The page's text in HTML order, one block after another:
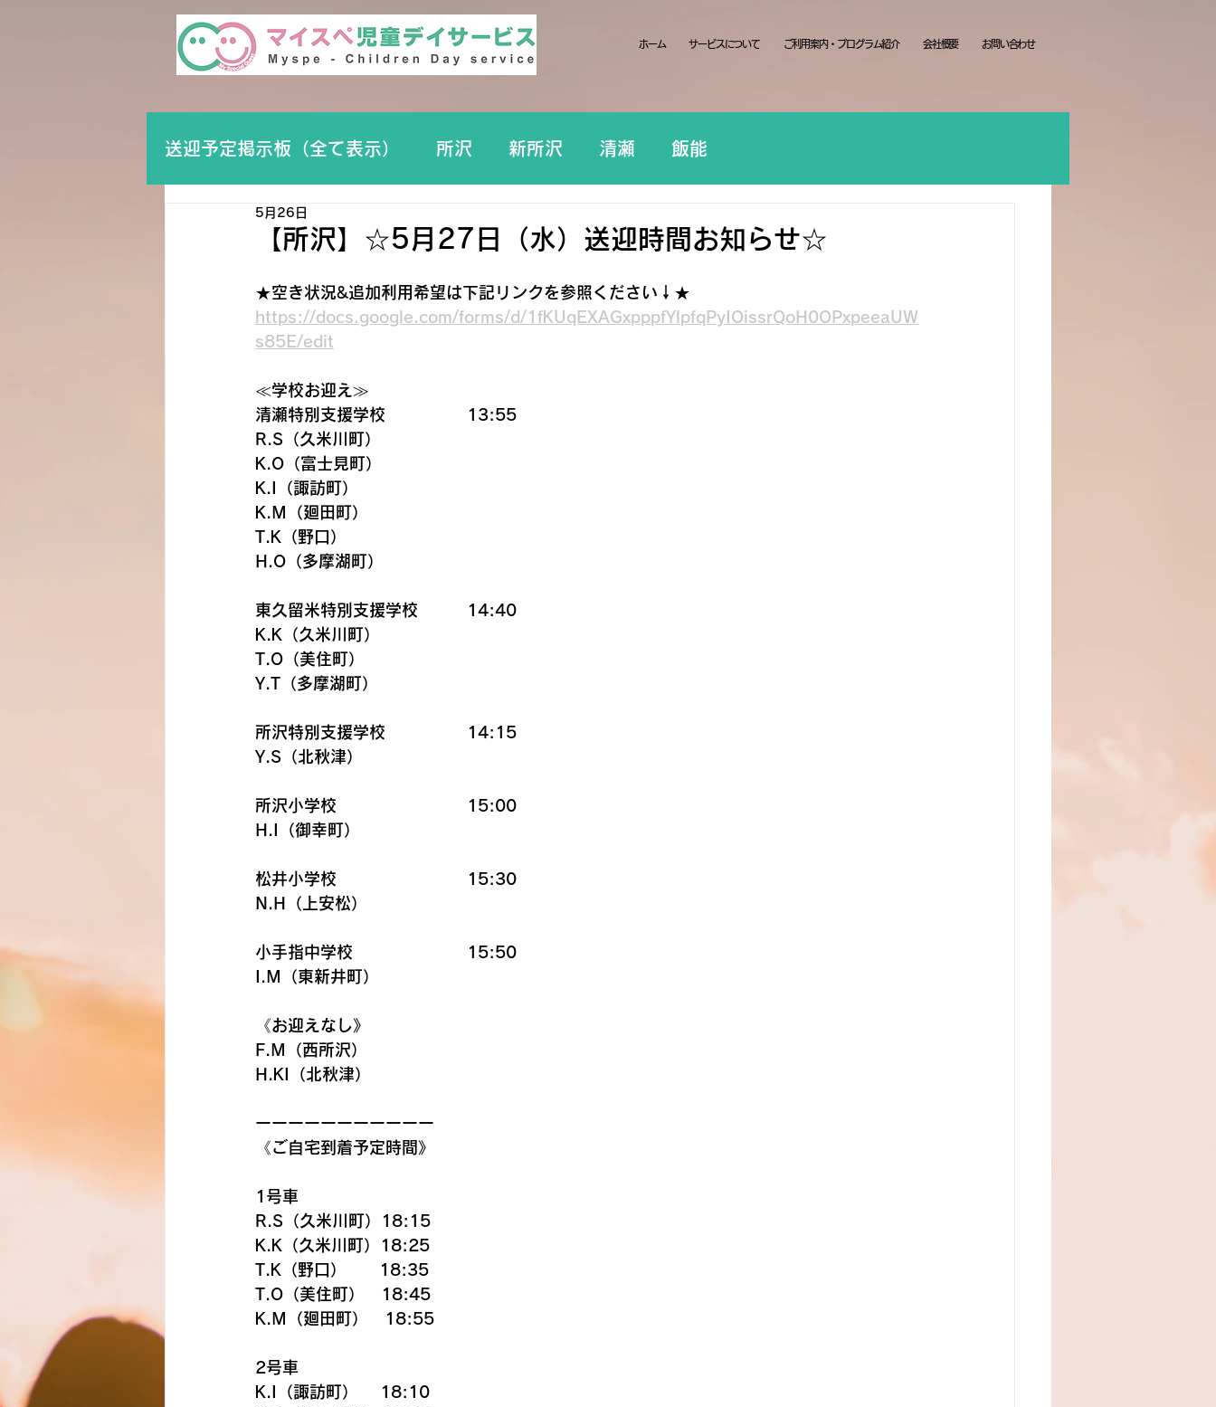
ホーム サービスについて ご利用案内・プログラム紹介 会社概要 お問い合わせ
送迎予定掲示板（全て表示） 所沢 新所沢 清瀬 飯能
【所沢】☆5月27日（水）送迎時間お知らせ☆
5月26日
★空き状況&追加利用希望は下記リンクを参照ください↓★
https://docs.google.com/forms/d/1fKUqEXAGxpppfYlpfqPyIOissrQoH0OPxpeeaUW
s85E/edit
≪学校お迎え≫
清瀬特別支援学校　　　　　13:55
R.S（久米川町）
K.O（富士見町）
K.I（諏訪町）
K.M（廻田町）
T.K（野口）
H.O（多摩湖町）
東久留米特別支援学校　　　14:40
K.K（久米川町）
T.O（美住町）
Y.T（多摩湖町）
所沢特別支援学校　　　　　14:15
Y.S（北秋津）
所沢小学校　　　　　　　　15:00
H.I（御幸町）
松井小学校　　　　　　　　15:30
N.H（上安松）
小手指中学校　　　　　　　15:50
I.M（東新井町）
《お迎えなし》
F.M（西所沢）
H.KI（北秋津）
ーーーーーーーーーーー
《ご自宅到着予定時間》
1号車
R.S（久米川町）18:15
K.K（久米川町）18:25
T.K（野口）　　18:35
T.O（美住町）　18:45
K.M（廻田町）　18:55
2号車
K.I（諏訪町）　 18:10